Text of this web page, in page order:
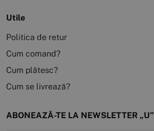
Utile
Politica de retur
Cum comand?
Cum plătesc?
Cum se livrează?
ABONEAZĂ-TE LA NEWSLETTER „U”